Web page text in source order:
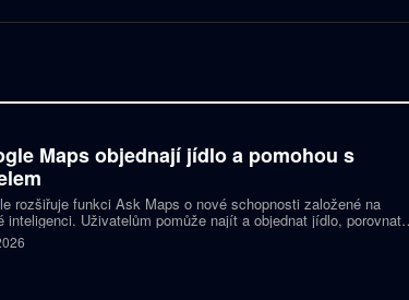
Maps objednají jídlo a pomohou s
rozšiřuje funkci Ask Maps o nové schopnosti založené na
inteligenci. Uživatelům pomůže najít a objednat jídlo, porovnat
nebo vybrat kulturní akci. Mapy navíc mohou čerpat informace z
a Kalendáře Google.